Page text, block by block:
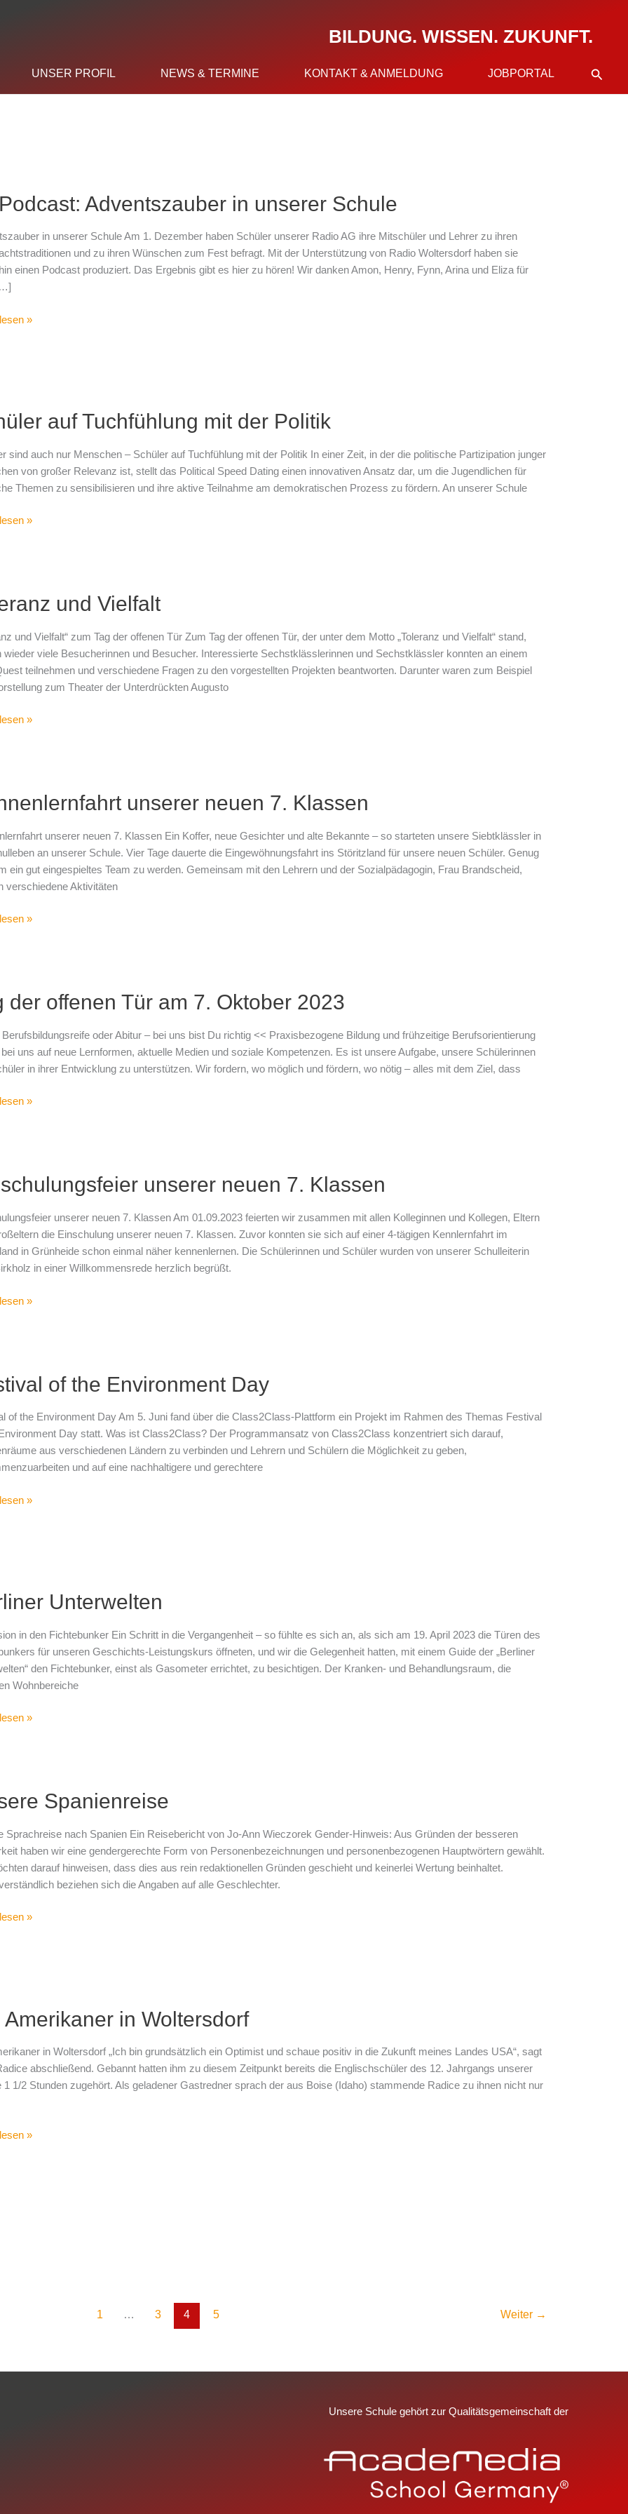
BILDUNG. WISSEN. ZUKUNFT.
UNSER PROFIL NEWS & TERMINE KONTAKT & ANMELDUNG JOBPORTAL
Adventszauber in unserer Schule
in unserer Schule Am 1. Dezember haben Schüler unserer Radio AG ihre Mitschüler und Lehrer zu ihren
und zu ihren Wünschen zum Fest befragt. Mit der Unterstützung von Radio Woltersdorf haben sie
einen Podcast produziert. Das Ergebnis gibt es hier zu hören! Wir danken Amon, Henry, Fynn, Arina und Eliza für
»
auf Tuchfühlung mit der Politik
sind auch nur Menschen – Schüler auf Tuchfühlung mit der Politik In einer Zeit, in der die politische Partizipation junger
von großer Relevanz ist, stellt das Political Speed Dating einen innovativen Ansatz dar, um die Jugendlichen für
Themen zu sensibilisieren und ihre aktive Teilnahme am demokratischen Prozess zu fördern. An unserer Schule
»
und Vielfalt
und Vielfalt“ zum Tag der offenen Tür Zum Tag der offenen Tür, der unter dem Motto „Toleranz und Vielfalt“ stand,
wieder viele Besucherinnen und Besucher. Interessierte Sechstklässlerinnen und Sechstklässler konnten an einem
teilnehmen und verschiedene Fragen zu den vorgestellten Projekten beantworten. Darunter waren zum Beispiel
zum Theater der Unterdrückten Augusto
»
unserer neuen 7. Klassen
unserer neuen 7. Klassen Ein Koffer, neue Gesichter und alte Bekannte – so starteten unsere Siebtklässler in
an unserer Schule. Vier Tage dauerte die Eingewöhnungsfahrt ins Störitzland für unsere neuen Schüler. Genug
ein gut eingespieltes Team zu werden. Gemeinsam mit den Lehrern und der Sozialpädagogin, Frau Brandscheid,
verschiedene Aktivitäten
»
der offenen Tür am 7. Oktober 2023
oder Abitur – bei uns bist Du richtig << Praxisbezogene Bildung und frühzeitige Berufsorientierung
uns auf neue Lernformen, aktuelle Medien und soziale Kompetenzen. Es ist unsere Aufgabe, unsere Schülerinnen
in ihrer Entwicklung zu unterstützen. Wir fordern, wo möglich und fördern, wo nötig – alles mit dem Ziel, dass
»
unserer neuen 7. Klassen
unserer neuen 7. Klassen Am 01.09.2023 feierten wir zusammen mit allen Kolleginnen und Kollegen, Eltern
die Einschulung unserer neuen 7. Klassen. Zuvor konnten sie sich auf einer 4-tägigen Kennlernfahrt im
in Grünheide schon einmal näher kennenlernen. Die Schülerinnen und Schüler wurden von unserer Schulleiterin
in einer Willkommensrede herzlich begrüßt.
»
of the Environment Day
of the Environment Day Am 5. Juni fand über die Class2Class-Plattform ein Projekt im Rahmen des Themas Festival
Day statt. Was ist Class2Class? Der Programmansatz von Class2Class konzentriert sich darauf,
aus verschiedenen Ländern zu verbinden und Lehrern und Schülern die Möglichkeit zu geben,
und auf eine nachhaltigere und gerechtere
»
Unterwelten
in den Fichtebunker Ein Schritt in die Vergangenheit – so fühlte es sich an, als sich am 19. April 2023 die Türen des
für unseren Geschichts-Leistungskurs öffneten, und wir die Gelegenheit hatten, mit einem Guide der „Berliner
den Fichtebunker, einst als Gasometer errichtet, zu besichtigen. Der Kranken- und Behandlungsraum, die
Wohnbereiche
»
Spanienreise
Sprachreise nach Spanien Ein Reisebericht von Jo-Ann Wieczorek Gender-Hinweis: Aus Gründen der besseren
haben wir eine gendergerechte Form von Personenbezeichnungen und personenbezogenen Hauptwörtern gewählt.
darauf hinweisen, dass dies aus rein redaktionellen Gründen geschieht und keinerlei Wertung beinhaltet.
beziehen sich die Angaben auf alle Geschlechter.
»
Amerikaner in Woltersdorf
in Woltersdorf „Ich bin grundsätzlich ein Optimist und schaue positiv in die Zukunft meines Landes USA“, sagt
abschließend. Gebannt hatten ihm zu diesem Zeitpunkt bereits die Englischschüler des 12. Jahrgangs unserer
1 1/2 Stunden zugehört. Als geladener Gastredner sprach der aus Boise (Idaho) stammende Radice zu ihnen nicht nur
»
1 … 3 4 5 Weiter →
Unsere Schule gehört zur Qualitätsgemeinschaft der